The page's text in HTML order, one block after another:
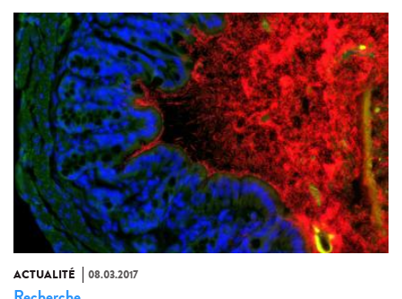
ACTUALITÉ 08.03.2017